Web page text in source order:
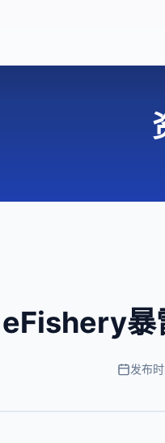
eFishery暴
发布